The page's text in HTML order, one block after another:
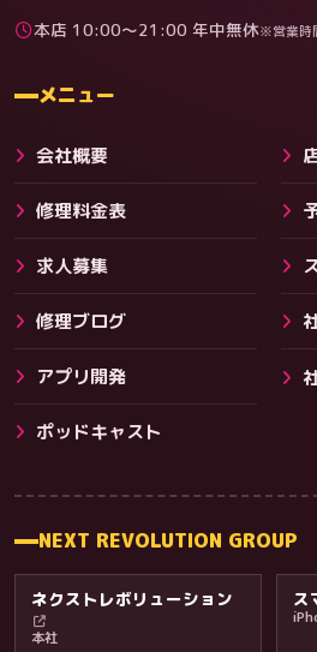
その他サービス
料金
本店 10:00〜21:00 年中無休※営業時
メニュー
会社概要
修理料金表
求人募集
修理ブログ
アプリ開発
ポッドキャスト
NEXT REVOLUTION GROUP
ネクストレボリューション
本社
ス